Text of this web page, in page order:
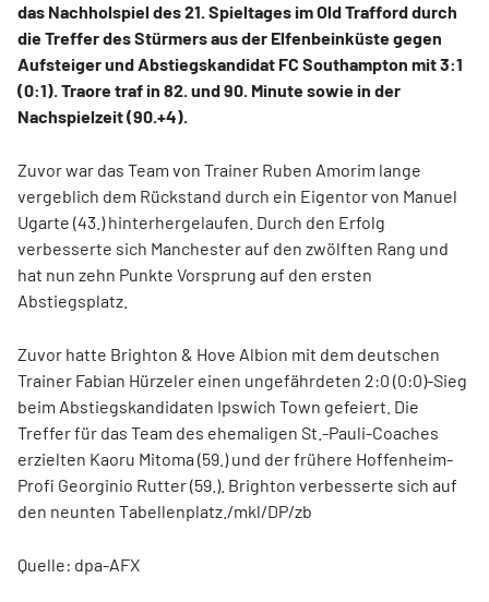
das Nachholspiel des 21. Spieltages im Old Trafford durch
die Treffer des Stürmers aus der Elfenbeinküste gegen
Aufsteiger und Abstiegskandidat FC Southampton mit 3:1
(0:1). Traore traf in 82. und 90. Minute sowie in der
Nachspielzeit (90.+4).
Zuvor war das Team von Trainer Ruben Amorim lange
vergeblich dem Rückstand durch ein Eigentor von Manuel
Ugarte (43.) hinterhergelaufen. Durch den Erfolg
verbesserte sich Manchester auf den zwölften Rang und
hat nun zehn Punkte Vorsprung auf den ersten
Abstiegsplatz.
Zuvor hatte Brighton & Hove Albion mit dem deutschen
Trainer Fabian Hürzeler einen ungefährdeten 2:0 (0:0)-Sieg
beim Abstiegskandidaten Ipswich Town gefeiert. Die
Treffer für das Team des ehemaligen St.-Pauli-Coaches
erzielten Kaoru Mitoma (59.) und der frühere Hoffenheim-
Profi Georginio Rutter (59.). Brighton verbesserte sich auf
den neunten Tabellenplatz./mkl/DP/zb
Quelle: dpa-AFX